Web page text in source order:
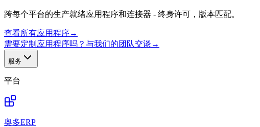
跨每个平台的生产就绪应用程序和连接器 - 终身许可，版本匹配。
查看所有应用程序→
需要定制应用程序吗？与我们的团队交谈 →
服务
平台
奥多ERP